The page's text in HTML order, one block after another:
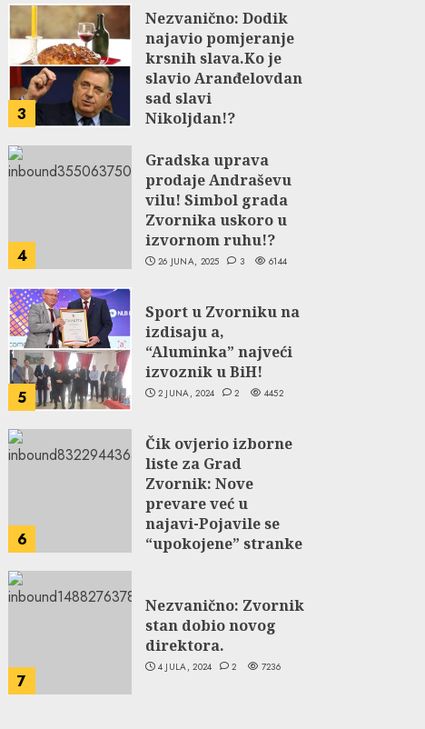
3
Nezvanično: Dodik
najavio pomjeranje
krsnih slava.Ko je
slavio Aranđelovdan
sad slavi
Nikoljdan!?
4
Gradska uprava
prodaje Andraševu
vilu! Simbol grada
Zvornika uskoro u
izvornom ruhu!?
26 JUNA, 2025 3 6144
5
Sport u Zvorniku na
izdisaju a,
“Aluminka” najveći
izvoznik u BiH!
2 JUNA, 2024 2 4452
6
Čik ovjerio izborne
liste za Grad
Zvornik: Nove
prevare već u
najavi-Pojavile se
“upokojene” stranke
27 JUNA, 2024 2 5058
7
Nezvanično: Zvornik
stan dobio novog
direktora.
4 JULA, 2024 2 7236